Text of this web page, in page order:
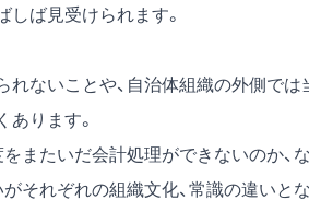
ば見受けられます。
ないことや、自治体組織の外側では
ります。
またいだ会計処理ができないのか、な
それぞれの組織文化、常識の違いとな